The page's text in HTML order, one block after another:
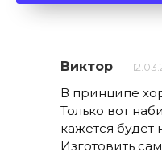
Виктор
В принципе
Только вот
кажется будет
Изготовить